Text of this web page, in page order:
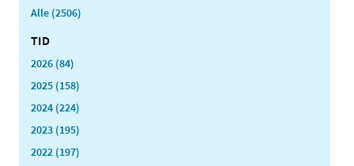
Alle (2506)
TID
2026 (84)
2025 (158)
2024 (224)
2023 (195)
2022 (197)